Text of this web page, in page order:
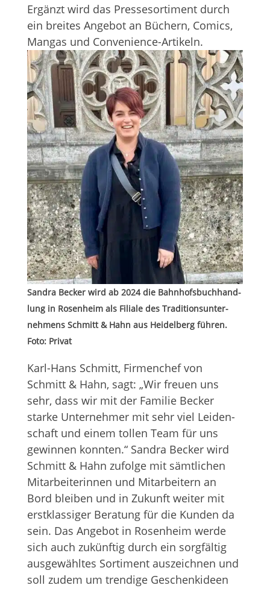
Ergänzt wird das Pres­se­sor­ti­ment durch
ein brei­tes Ange­bot an Büchern, Comics,
Man­gas und Convenience-Artikeln.
San­dra Becker wird ab 2024 die Bahn­hofs­buch­hand­
lung in Rosen­heim als Filiale des Tra­di­ti­ons­un­ter­
neh­mens Schmitt & Hahn aus Hei­del­berg füh­ren.
Foto: Privat
Karl-Hans Schmitt, Fir­men­chef von
Schmitt & Hahn, sagt: „Wir freuen uns
sehr, dass wir mit der Fami­lie Becker
starke Unter­neh­mer mit sehr viel Lei­den­
schaft und einem tol­len Team für uns
gewin­nen konn­ten.“ San­dra Becker wird
Schmitt & Hahn zufolge mit sämt­li­chen
Mit­ar­bei­te­rin­nen und Mit­ar­bei­tern an
Bord blei­ben und in Zukunft wei­ter mit
erst­klas­si­ger Bera­tung für die Kun­den da
sein. Das Ange­bot in Rosen­heim werde
sich auch zukünf­tig durch ein sorg­fäl­tig
aus­ge­wähl­tes Sor­ti­ment aus­zeich­nen und
soll zudem um tren­dige Geschenk­ideen